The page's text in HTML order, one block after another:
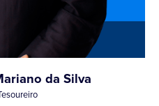
da Silva